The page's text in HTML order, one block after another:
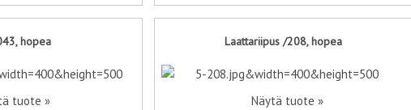
hopea
tuote »
Laattariipus /208, hopea
Näytä tuote »